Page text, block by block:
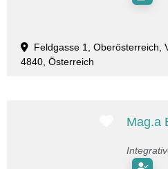
Feldgasse 1, Oberösterreich,
4840, Österreich
Favorit
Mag.a